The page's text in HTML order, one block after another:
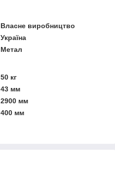
Власне виробництво
Україна
Метал
50 кг
43 мм
2900 мм
400 мм